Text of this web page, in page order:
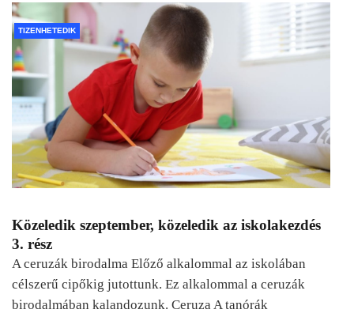
TIZENHETEDIK
Közeledik szeptember, közeledik az iskolakezdés
3. rész
A ceruzák birodalma Előző alkalommal az iskolában
célszerű cipőkig jutottunk. Ez alkalommal a ceruzák
birodalmában kalandozunk. Ceruza A tanórák